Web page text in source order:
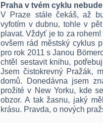
Praha v tvém cyklu
V Praze stále čekáš, až
vyfotím v dubnu, tohle v
plavat. Vždyť je to za
ovšem rád městský cyklus
pro rok 2011 s Janou
chtěl sestavit knihu,
Jsem čistokrevný Pražák,
domů. Donedávna jsem
prožité v New Yorku, kde
obzor. A tak žasnu, jaký
krásu. Pravda, o nových